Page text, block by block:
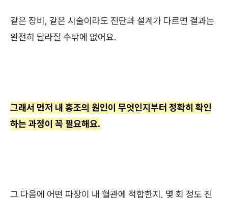
같은 장비, 같은 시술이라도 진단과 설계가 다르면 결과는
완전히 달라질 수밖에 없어요.
그래서 먼저 내 홍조의 원인이 무엇인지부터 정확히 확인
하는 과정이 꼭 필요해요.
그 다음에 어떤 파장이 내 혈관에 적합한지, 몇 회 정도 진